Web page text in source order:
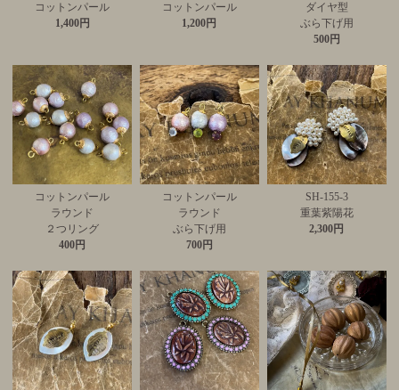
コットンパール
1,400円
コットンパール
1,200円
ダイヤ型
ぶら下げ用
500円
コットンパール
ラウンド
２つリング
400円
コットンパール
ラウンド
ぶら下げ用
700円
SH-155-3
重葉紫陽花
2,300円